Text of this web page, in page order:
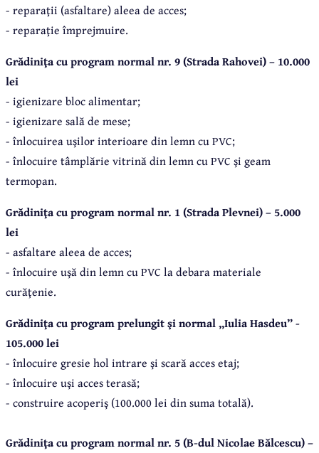
- reparaţii (asfaltare) aleea de acces;
- reparaţie împrejmuire.
Grădiniţa cu program normal nr. 9 (Strada Rahovei) – 10.000
lei
- igienizare bloc alimentar;
- igienizare sală de mese;
- înlocuirea uşilor interioare din lemn cu PVC;
- înlocuire tâmplărie vitrină din lemn cu PVC şi geam
termopan.
Grădiniţa cu program normal nr. 1 (Strada Plevnei) – 5.000
lei
- asfaltare aleea de acces;
- înlocuire uşă din lemn cu PVC la debara materiale
curăţenie.
Grădiniţa cu program prelungit şi normal „Iulia Hasdeu” -
105.000 lei
- înlocuire gresie hol intrare şi scară acces etaj;
- înlocuire uşi acces terasă;
- construire acoperiş (100.000 lei din suma totală).
Grădiniţa cu program normal nr. 5 (B-dul Nicolae Bălcescu) –